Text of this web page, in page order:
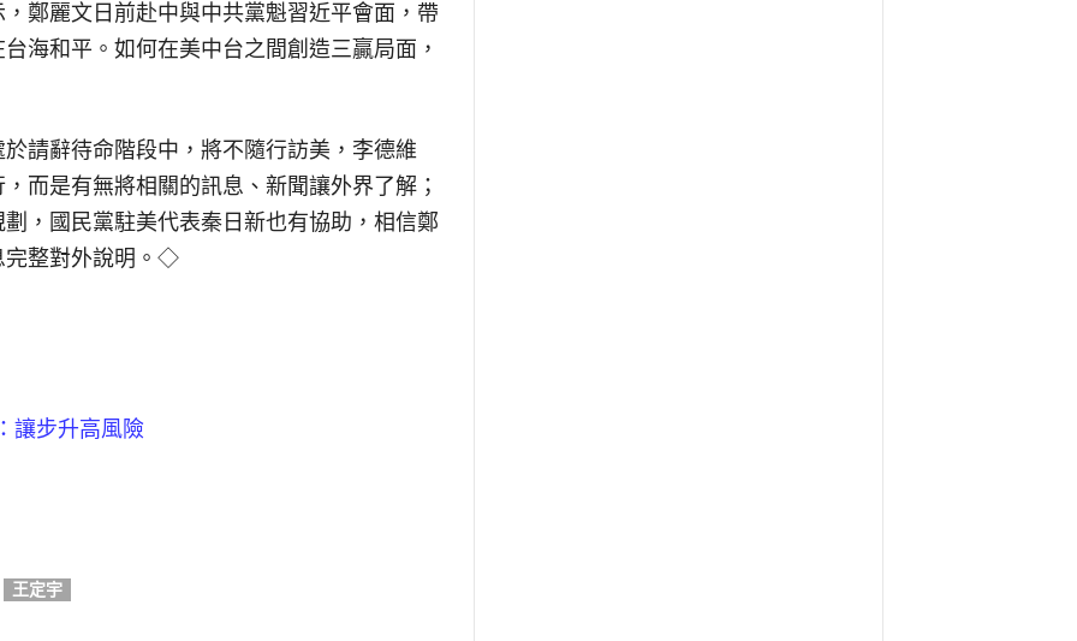
鄭麗文日前赴中與中共黨魁習近平會面，帶
海和平。如何在美中台之間創造三贏局面，
請辭待命階段中，將不隨行訪美，李德維
而是有無將相關的訊息、新聞讓外界了解；
，國民黨駐美代表秦日新也有協助，相信鄭
完整對外說明。◇
讓步升高風險
王定宇